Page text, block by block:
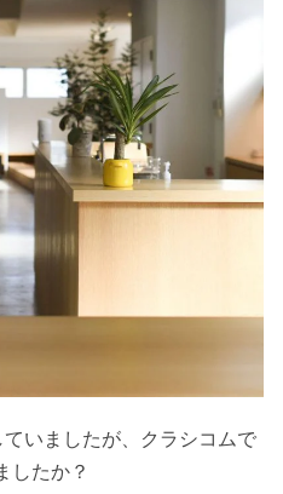
いましたが、クラシコムで
したか？